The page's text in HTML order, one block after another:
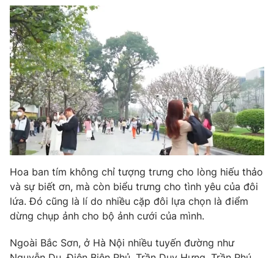
Chuyên mục khác
Emagazine Podcast
Photo Infographic
Video Shorts video
VTV Money VTV Thể thao
VTV Sức khoẻ Bất động sản
Thị trường 24h Tấm lòng Việt
VTV4 Vươn mình bằng AI
Hoa ban tím không chỉ tượng trưng cho lòng hiếu thảo
và sự biết ơn, mà còn biểu trưng cho tình yêu của đôi
lứa. Đó cũng là lí do nhiều cặp đôi lựa chọn là điểm
dừng chụp ảnh cho bộ ảnh cưới của mình.
Ngoài Bắc Sơn, ở Hà Nội nhiều tuyến đường như